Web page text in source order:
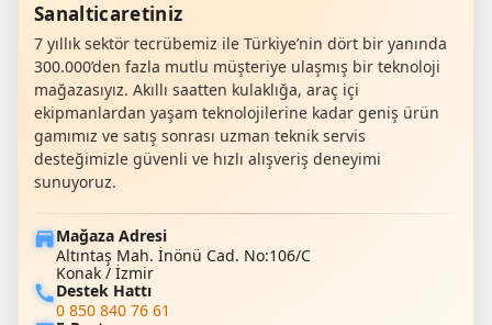
Sanalticaretiniz
7 yıllık sektör tecrübemiz ile Türkiye’nin dört bir yanında
300.000’den fazla mutlu müşteriye ulaşmış bir teknoloji
mağazasıyız. Akıllı saatten kulaklığa, araç içi
ekipmanlardan yaşam teknolojilerine kadar geniş ürün
gamımız ve satış sonrası uzman teknik servis
desteğimizle güvenli ve hızlı alışveriş deneyimi
sunuyoruz.
Mağaza Adresi
Altıntaş Mah. İnönü Cad. No:106/C
Konak / İzmir
Destek Hattı
0 850 840 76 61